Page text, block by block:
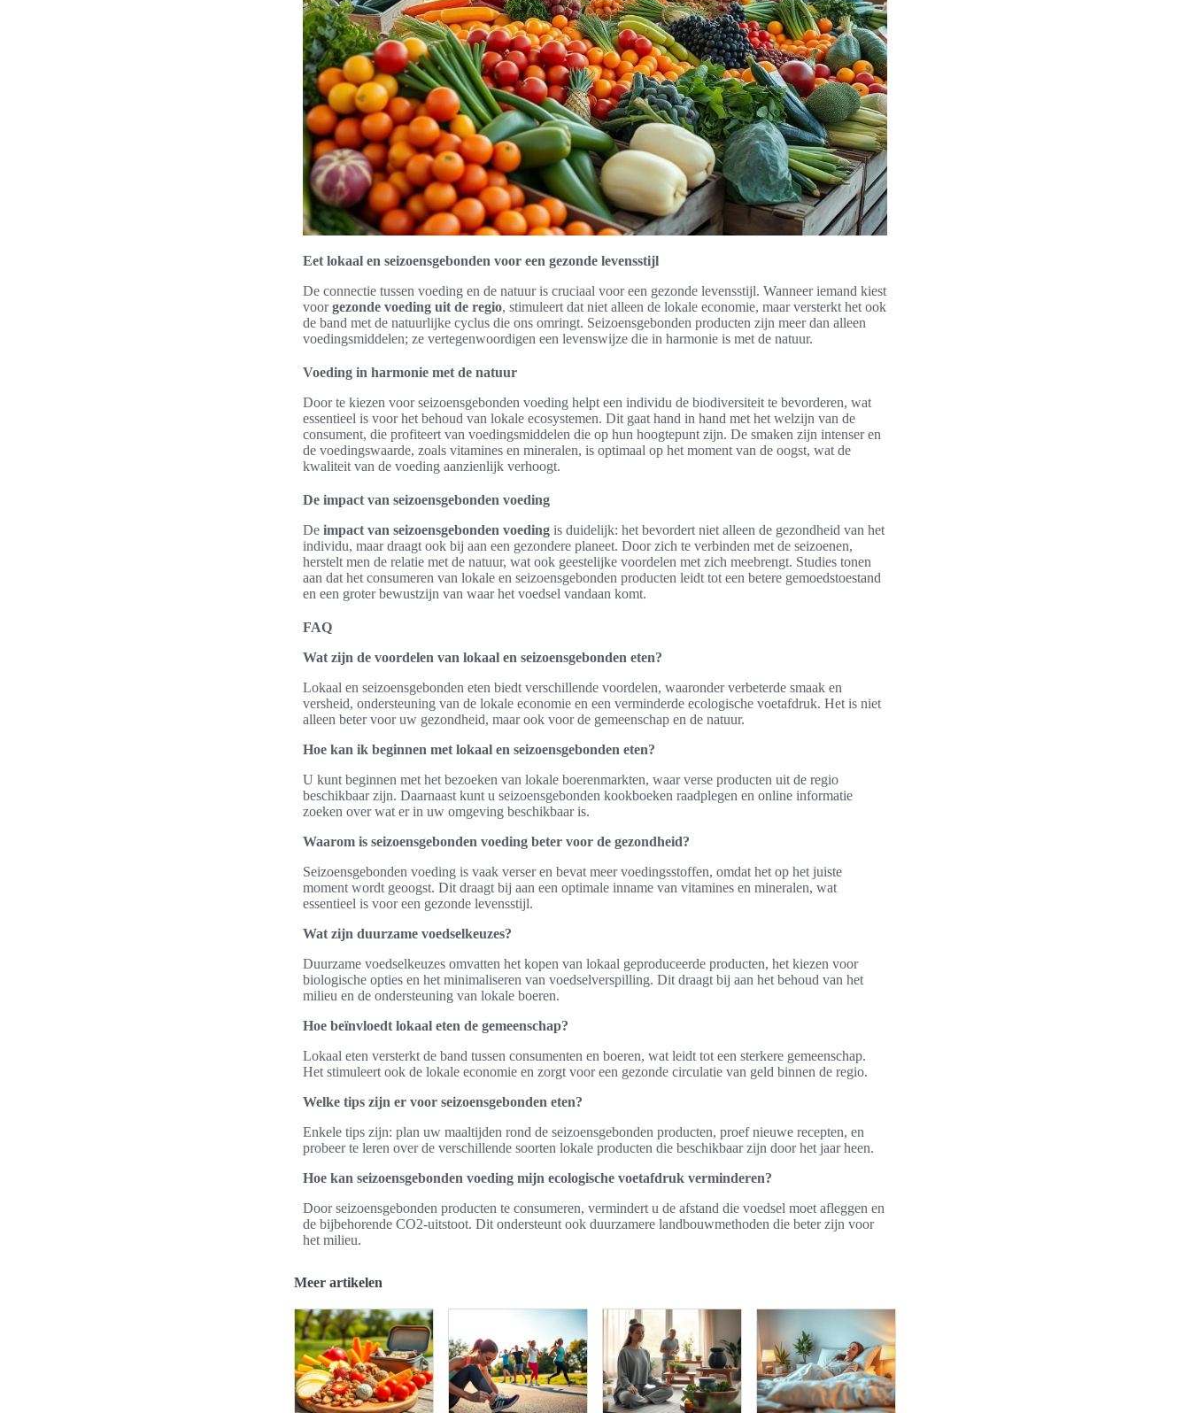
Eet lokaal en seizoensgebonden voor een gezonde levensstijl
De connectie tussen voeding en de natuur is cruciaal voor een gezonde levensstijl. Wanneer iemand kiest
voorgezonde voeding uit de regio, stimuleert dat niet alleen de lokale economie, maar versterkt het ook
de band met de natuurlijke cyclus die ons omringt. Seizoensgebonden producten zijn meer dan alleen
voedingsmiddelen; ze vertegenwoordigen een levenswijze die in harmonie is met de natuur.
Voeding in harmonie met de natuur
Door te kiezen voor seizoensgebonden voeding helpt een individu de biodiversiteit te bevorderen, wat
essentieel is voor het behoud van lokale ecosystemen. Dit gaat hand in hand met het welzijn van de
consument, die profiteert van voedingsmiddelen die op hun hoogtepunt zijn. De smaken zijn intenser en
de voedingswaarde, zoals vitamines en mineralen, is optimaal op het moment van de oogst, wat de
kwaliteit van de voeding aanzienlijk verhoogt.
De impact van seizoensgebonden voeding
De impact van seizoensgebonden voeding is duidelijk: het bevordert niet alleen de gezondheid van het
individu, maar draagt ook bij aan een gezondere planeet. Door zich te verbinden met de seizoenen,
herstelt men de relatie met de natuur, wat ook geestelijke voordelen met zich meebrengt. Studies tonen
aan dat het consumeren van lokale en seizoensgebonden producten leidt tot een betere gemoedstoestand
en een groter bewustzijn van waar het voedsel vandaan komt.
FAQ
Wat zijn de voordelen van lokaal en seizoensgebonden eten?
Lokaal en seizoensgebonden eten biedt verschillende voordelen, waaronder verbeterde smaak en
versheid, ondersteuning van de lokale economie en een verminderde ecologische voetafdruk. Het is niet
alleen beter voor uw gezondheid, maar ook voor de gemeenschap en de natuur.
Hoe kan ik beginnen met lokaal en seizoensgebonden eten?
U kunt beginnen met het bezoeken van lokale boerenmarkten, waar verse producten uit de regio
beschikbaar zijn. Daarnaast kunt u seizoensgebonden kookboeken raadplegen en online informatie
zoeken over wat er in uw omgeving beschikbaar is.
Waarom is seizoensgebonden voeding beter voor de gezondheid?
Seizoensgebonden voeding is vaak verser en bevat meer voedingsstoffen, omdat het op het juiste
moment wordt geoogst. Dit draagt bij aan een optimale inname van vitamines en mineralen, wat
essentieel is voor een gezonde levensstijl.
Wat zijn duurzame voedselkeuzes?
Duurzame voedselkeuzes omvatten het kopen van lokaal geproduceerde producten, het kiezen voor
biologische opties en het minimaliseren van voedselverspilling. Dit draagt bij aan het behoud van het
milieu en de ondersteuning van lokale boeren.
Hoe beïnvloedt lokaal eten de gemeenschap?
Lokaal eten versterkt de band tussen consumenten en boeren, wat leidt tot een sterkere gemeenschap.
Het stimuleert ook de lokale economie en zorgt voor een gezonde circulatie van geld binnen de regio.
Welke tips zijn er voor seizoensgebonden eten?
Enkele tips zijn: plan uw maaltijden rond de seizoensgebonden producten, proef nieuwe recepten, en
probeer te leren over de verschillende soorten lokale producten die beschikbaar zijn door het jaar heen.
Hoe kan seizoensgebonden voeding mijn ecologische voetafdruk verminderen?
Door seizoensgebonden producten te consumeren, vermindert u de afstand die voedsel moet afleggen en
de bijbehorende CO2-uitstoot. Dit ondersteunt ook duurzamere landbouwmethoden die beter zijn voor
het milieu.
Meer artikelen